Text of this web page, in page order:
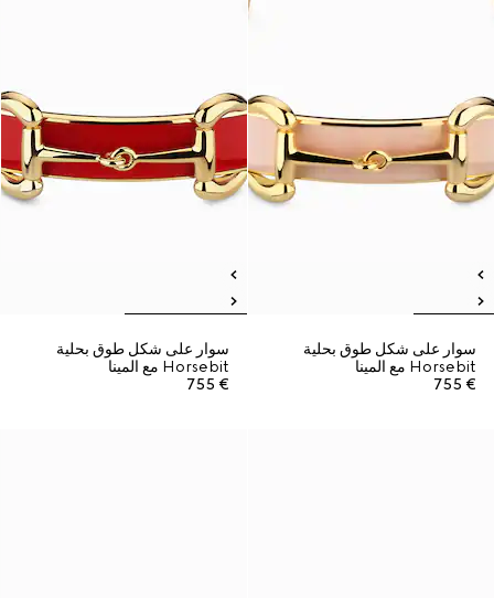
سوار على شكل طوق بحلية
Horsebit مع المينا
€ 755
سوار على شكل طوق بحلية
Horsebit مع المينا
€ 755